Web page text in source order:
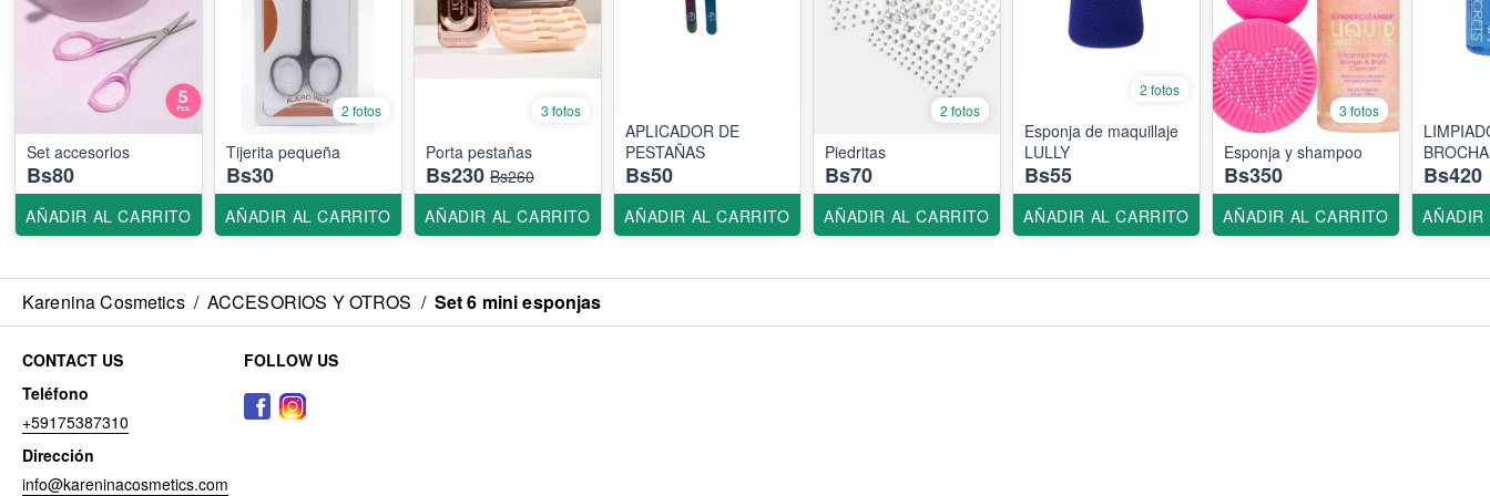
Set accesorios
Bs80
AÑADIR AL CARRITO
2 fotos
Tijerita pequeña
Bs30
AÑADIR AL CARRITO
3 fotos
Porta pestañas
Bs230 Bs260
AÑADIR AL CARRITO
APLICADOR DE
PESTAÑAS
Bs50
AÑADIR AL CARRITO
2 fotos
Piedritas
Bs70
AÑADIR AL CARRITO
2 fotos
Esponja de maquillaje
LULLY
Bs55
AÑADIR AL CARRITO
3 fotos
Esponja y shampoo
Bs350
AÑADIR AL CARRITO
Bs420
AÑADIR
Karenina Cosmetics / ACCESORIOS Y OTROS / Set 6 mini esponjas
CONTACT US
Teléfono
+59175387310
Dirección
info@kareninacosmetics.com
FOLLOW US